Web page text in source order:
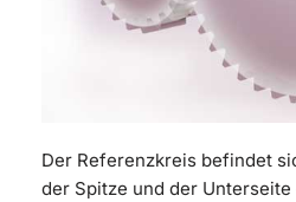
Der Referenzkreis befindet
der Spitze und der Unterseite